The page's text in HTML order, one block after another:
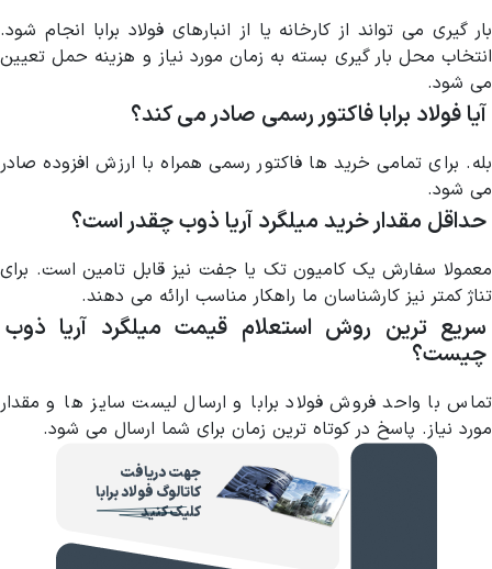
بار گیری می تواند از کارخانه یا از انبارهای فولاد برابا انجام شود.
انتخاب محل بار گیری بسته به زمان مورد نیاز و هزینه حمل تعیین
می شود.
آیا فولاد برابا فاکتور رسمی صادر می کند؟
بله. برای تمامی خرید ها فاکتور رسمی همراه با ارزش افزوده صادر
می شود.
حداقل مقدار خرید میلگرد آریا ذوب چقدر است؟
معمولا سفارش یک کامیون تک یا جفت نیز قابل تامین است. برای
تناژ کمتر نیز کارشناسان ما راهکار مناسب ارائه می دهند.
سریع ترین روش استعلام قیمت میلگرد آریا ذوب
چیست؟
تماس با واحد فروش فولاد برابا و ارسال لیست سایز ها و مقدار
مورد نیاز. پاسخ در کوتاه ترین زمان برای شما ارسال می شود.
جهت دریافت
کاتالوگ فولاد برابا
کلیک کنید